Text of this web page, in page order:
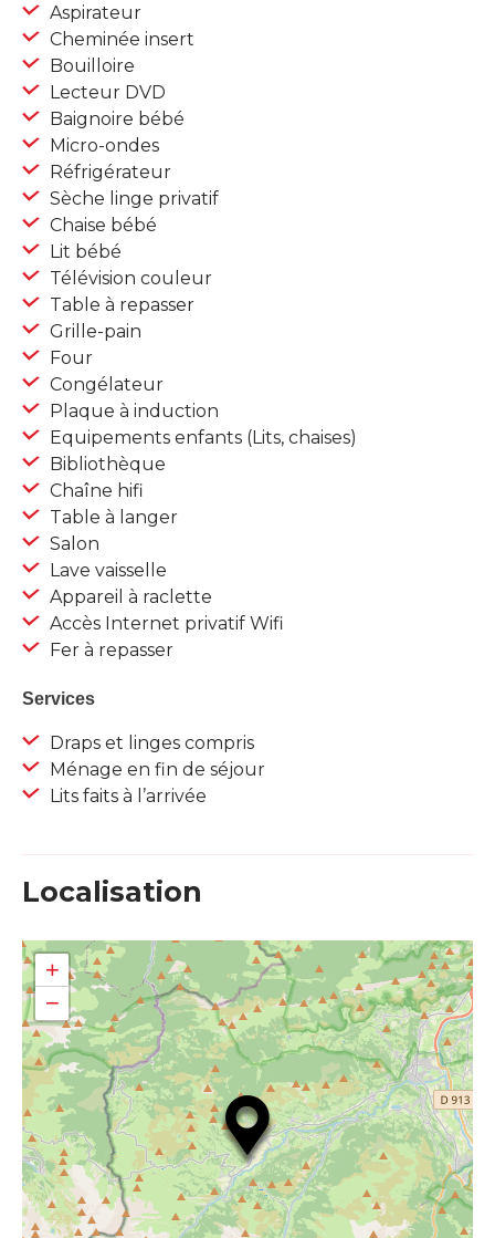
Aspirateur
Cheminée insert
Bouilloire
Lecteur DVD
Baignoire bébé
Micro-ondes
Réfrigérateur
Sèche linge privatif
Chaise bébé
Lit bébé
Télévision couleur
Table à repasser
Grille-pain
Four
Congélateur
Plaque à induction
Equipements enfants (Lits, chaises)
Bibliothèque
Chaîne hifi
Table à langer
Salon
Lave vaisselle
Appareil à raclette
Accès Internet privatif Wifi
Fer à repasser
Services
Draps et linges compris
Ménage en fin de séjour
Lits faits à l’arrivée
Localisation
+
−